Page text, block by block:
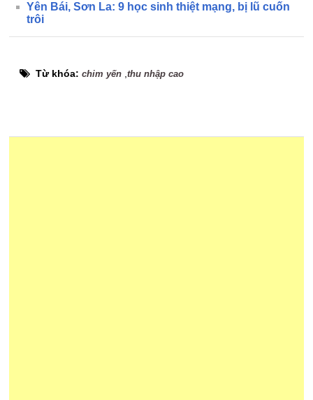
Yên Bái, Sơn La: 9 học sinh thiệt mạng, bị lũ cuốn
trôi
Từ khóa:chim yến ,thu nhập cao